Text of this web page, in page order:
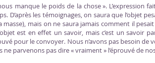
manque le poids de la chose ». L’expression
D’après les témoignages, on saura que l’objet
masse), mais on ne saura jamais comment il
est en effet un savoir, mais c’est un savoir
pour le convoyer. Nous n’avons pas besoin
ne parvenons pas dire « vraiment » l’éprouvé de